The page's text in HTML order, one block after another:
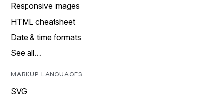
Responsive images
HTML cheatsheet
Date & time formats
See all…
MARKUP LANGUAGES
SVG